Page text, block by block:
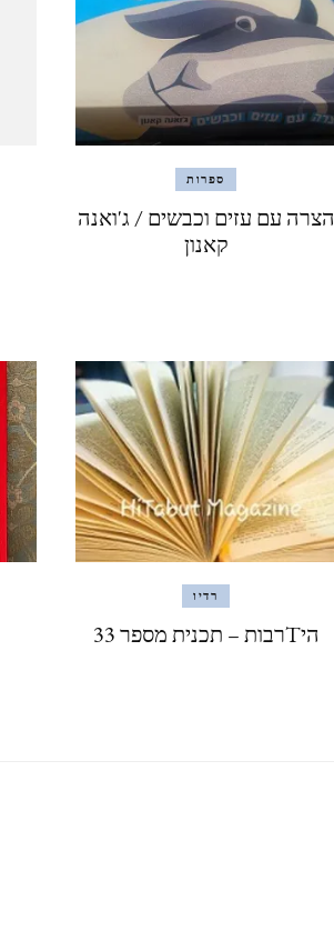
ספרות
הצרה עם עזים וכבשים / ג'ואנה
קאנון
רדיו
היTרבות – תכנית מספר 33